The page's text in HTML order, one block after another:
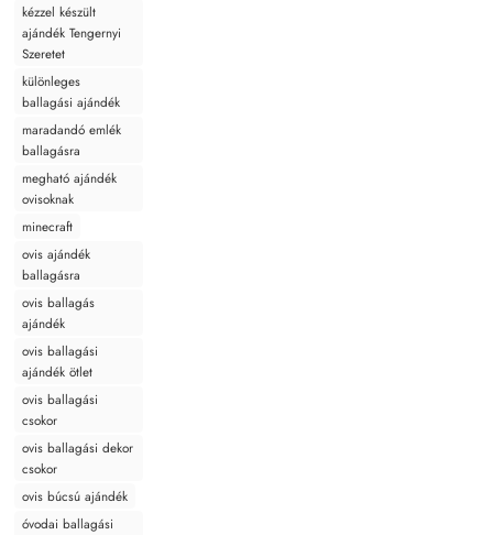
kézzel készült
ajándék Tengernyi
Szeretet
különleges
ballagási ajándék
maradandó emlék
ballagásra
megható ajándék
ovisoknak
minecraft
ovis ajándék
ballagásra
ovis ballagás
ajándék
ovis ballagási
ajándék ötlet
ovis ballagási
csokor
ovis ballagási dekor
csokor
ovis búcsú ajándék
óvodai ballagási